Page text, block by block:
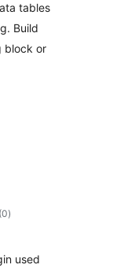
tables
Build
block or
(0total
de
)
used